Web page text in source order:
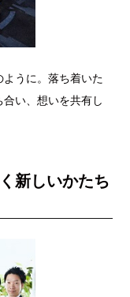
うに。落ち着いた
い、想いを共有し
新しいかたち